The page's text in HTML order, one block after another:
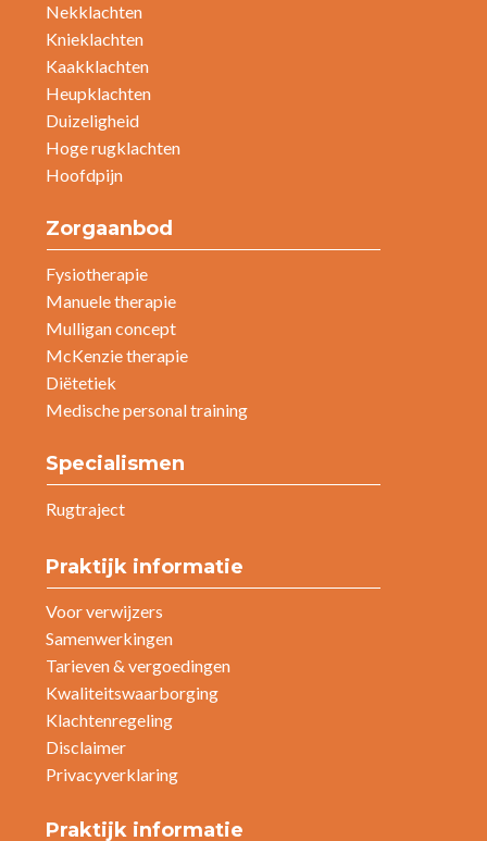
Nekklachten
Knieklachten
Kaakklachten
Heupklachten
Duizeligheid
Hoge rugklachten
Hoofdpijn
Zorgaanbod
Fysiotherapie
Manuele therapie
Mulligan concept
McKenzie therapie
Diëtetiek
Medische personal training
Specialismen
Rugtraject
Praktijk informatie
Voor verwijzers
Samenwerkingen
Tarieven & vergoedingen
Kwaliteitswaarborging
Klachtenregeling
Disclaimer
Privacyverklaring
Praktijk informatie